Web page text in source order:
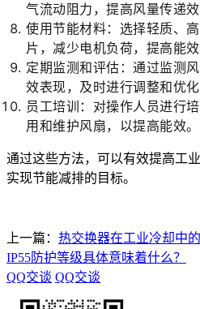
气流动阻力，提高风量传递效
使用节能材料：选择轻质、
片，减少电机负荷，提高能效
定期监测和评估：通过监测
效表现，及时进行调整和优化
员工培训：对操作人员进行
用和维护风扇，以提高能效。
通过这些方法，可以有效提高工
实现节能减排的目标。
上一篇： 热交换器在工业冷却中
IP55防护等级具体意味着什么？
QQ交谈 QQ交谈